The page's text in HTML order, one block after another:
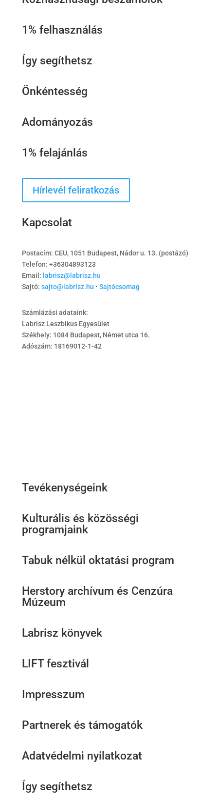
1% felhasználás
Így segíthetsz
Önkéntesség
Adományozás
1% felajánlás
Hírlevél feliratkozás
Kapcsolat
Postacím: CEU, 1051 Budapest, Nádor u. 13. (postázó)
Telefon: +36304893123
Email: labrisz@labrisz.hu
Sajtó: sajto@labrisz.hu • Sajtócsomag
Számlázási adataink:
Labrisz Leszbikus Egyesület
Székhely: 1084 Budapest, Német utca 16.
Adószám: 18169012-1-42
Tevékenységeink
Kulturális és közösségi
programjaink
Tabuk nélkül oktatási program
Herstory archívum és Cenzúra
Múzeum
Labrisz könyvek
LIFT fesztivál
Impresszum
Partnerek és támogatók
Adatvédelmi nyilatkozat
Így segíthetsz